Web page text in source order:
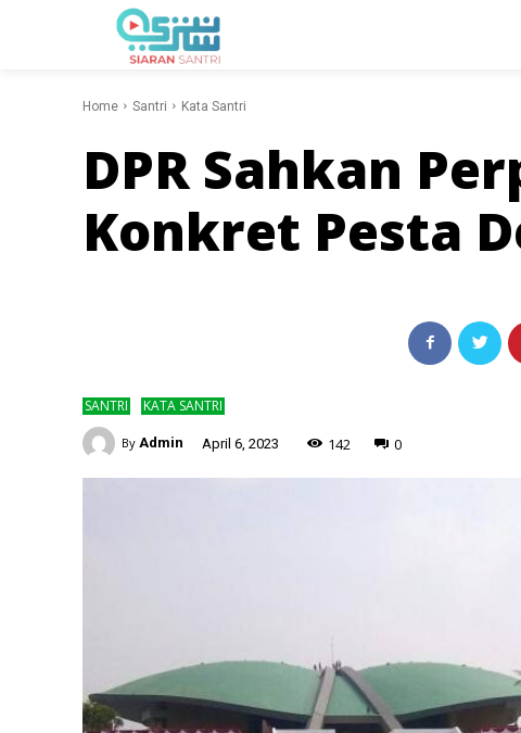
Home Santri Kata Santri
DPR Sahkan
Konkret Pesta
SANTRI KATA SANTRI
By Admin April 6, 2023 142 0